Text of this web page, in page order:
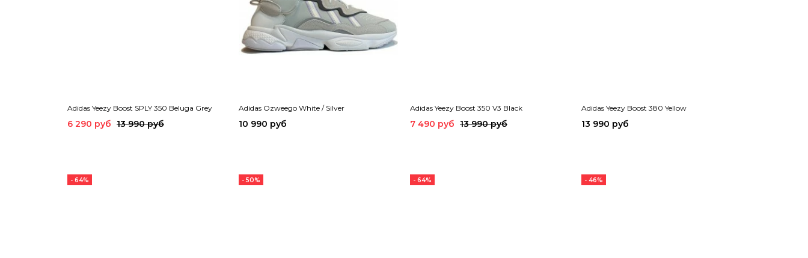
Adidas Yeezy Boost SPLY 350 Beluga Grey
6 290 руб 13 990 руб
Adidas Ozweego White / Silver
10 990 руб
Adidas Yeezy Boost 350 V3 Black
7 490 руб 13 990 руб
Adidas Yeezy Boost 380 Yellow
13 990 руб
- 64% - 50% - 64% - 46%